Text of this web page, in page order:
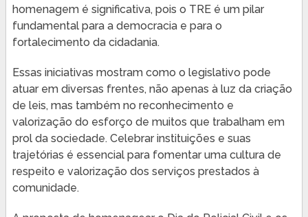
homenagem é significativa, pois o TRE é um pilar
fundamental para a democracia e para o
fortalecimento da cidadania.
Essas iniciativas mostram como o legislativo pode
atuar em diversas frentes, não apenas à luz da criação
de leis, mas também no reconhecimento e
valorização do esforço de muitos que trabalham em
prol da sociedade. Celebrar instituições e suas
trajetórias é essencial para fomentar uma cultura de
respeito e valorização dos serviços prestados à
comunidade.